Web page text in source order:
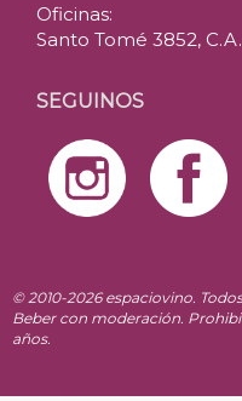
Oficinas:
Santo Tomé 3852,
SEGUINOS
© 2010-2026 espaciovino.
Beber con moderación.
años.